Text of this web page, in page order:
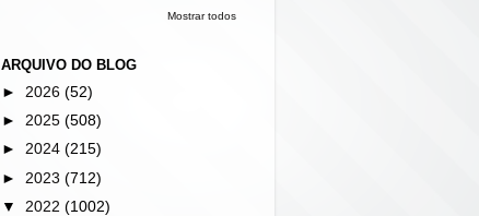
Mostrar todos
ARQUIVO DO BLOG
► 2026 (52)
► 2025 (508)
► 2024 (215)
► 2023 (712)
▼ 2022 (1002)